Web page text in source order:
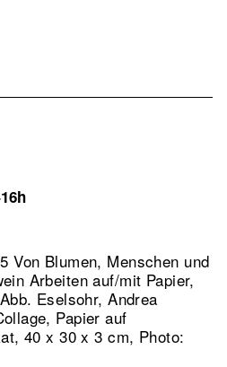
Von Blumen, Menschen und
Arbeiten auf/mit Papier,
Abb. Eselsohr, Andrea
Papier auf
40 x 30 x 3 cm, Photo: